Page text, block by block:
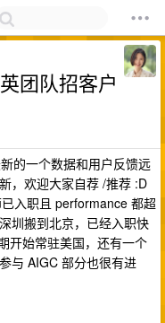
团队招客户
的一个数据和用户反馈远
，欢迎大家自荐 /推荐 :D
入职且 performance 都超
圳搬到北京，已经入职快
开始常驻美国，还有一个
与 AIGC 部分也很有进